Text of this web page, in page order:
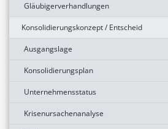
Gläubigerverhandlungen
Konsolidierungskonzept / Entscheid
Ausgangslage
Konsolidierungsplan
Unternehmensstatus
Krisenursachenanalyse